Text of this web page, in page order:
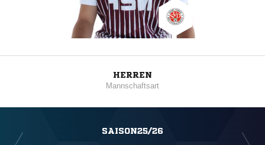
HERREN
Mannschaftsart
SAISON25/26